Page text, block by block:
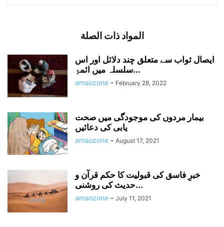
المواد ذات الصلة
ایصال ثواب سے متعلق چند دلائل اور اس
سلسلہ میں ائمۂِ...
amsozone - February 28, 2022
بیمار مردوں کی موجودگی میں صحت
یابی کی دعائیں
amsozone - August 17, 2021
خبرِ فاسق کی قبولیت کا حکم قرآن و
حدیث کی روشنی...
amsozone - July 11, 2021